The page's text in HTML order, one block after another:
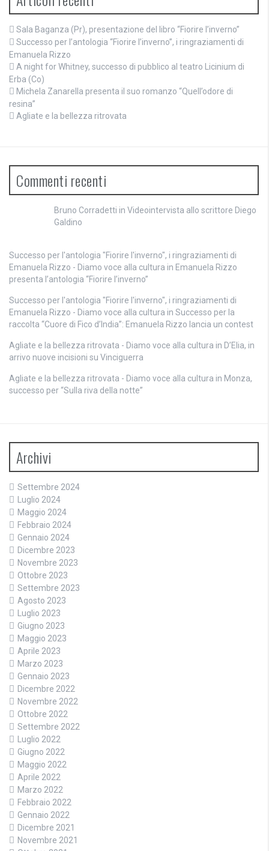
Sala Baganza (Pr), presentazione del libro “Fiorire l’inverno”
Successo per l’antologia “Fiorire l’inverno”, i ringraziamenti di
Emanuela Rizzo
A night for Whitney, successo di pubblico al teatro Licinium di
Erba (Co)
Michela Zanarella presenta il suo romanzo “Quell’odore di
resina”
Agliate e la bellezza ritrovata
Commenti recenti
Bruno Corradetti in Videointervista allo scrittore Diego
Galdino
Successo per l'antologia "Fiorire l'inverno", i ringraziamenti di
Emanuela Rizzo - Diamo voce alla cultura in Emanuela Rizzo
presenta l’antologia “Fiorire l’inverno”
Successo per l'antologia "Fiorire l'inverno", i ringraziamenti di
Emanuela Rizzo - Diamo voce alla cultura in Successo per la
raccolta “Cuore di Fico d’India”: Emanuela Rizzo lancia un contest
Agliate e la bellezza ritrovata - Diamo voce alla cultura in D’Elia, in
arrivo nuove incisioni su Vinciguerra
Agliate e la bellezza ritrovata - Diamo voce alla cultura in Monza,
successo per “Sulla riva della notte”
Archivi
Settembre 2024
Luglio 2024
Maggio 2024
Febbraio 2024
Gennaio 2024
Dicembre 2023
Novembre 2023
Ottobre 2023
Settembre 2023
Agosto 2023
Luglio 2023
Giugno 2023
Maggio 2023
Aprile 2023
Marzo 2023
Gennaio 2023
Dicembre 2022
Novembre 2022
Ottobre 2022
Settembre 2022
Luglio 2022
Giugno 2022
Maggio 2022
Aprile 2022
Marzo 2022
Febbraio 2022
Gennaio 2022
Dicembre 2021
Novembre 2021